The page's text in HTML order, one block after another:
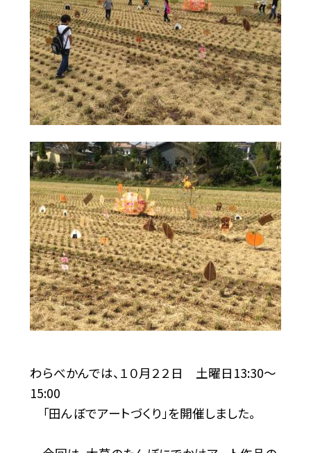
わらべかんでは、１０月２２日 土曜日13:30〜
15:00
「田んぼでアートづくり」を開催しました。